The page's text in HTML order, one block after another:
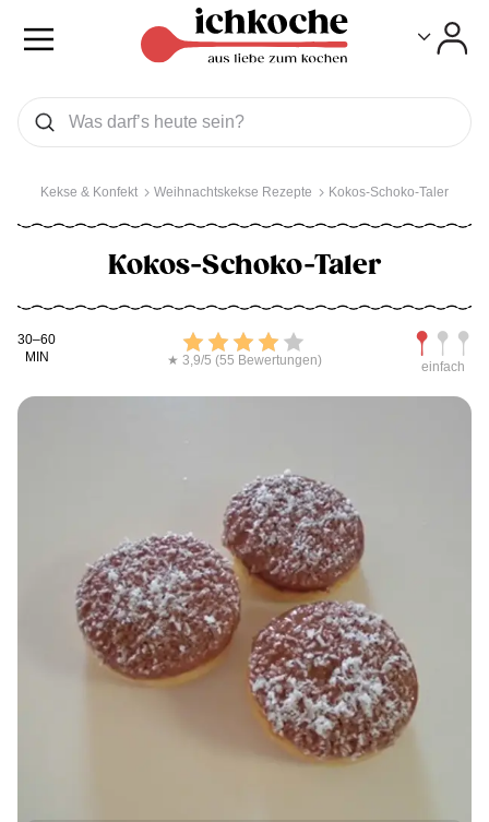
Was wollen Sie suchen
Suchen
Kekse & Konfekt Weihnachtskekse Rezepte Kokos-Schoko-Taler
Kokos-Schoko-Taler
Kochdauer
30–60
MIN
Bewerten
★ 3,9/5 (55 Bewertungen) einfach